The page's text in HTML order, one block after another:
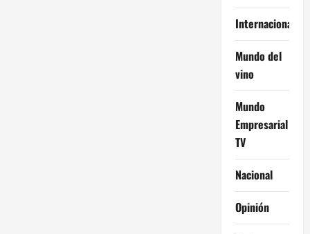
Internacional
Mundo del
vino
Mundo
Empresarial
TV
Nacional
Opinión